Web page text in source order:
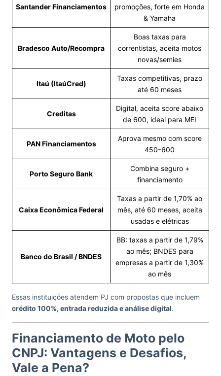
Santander Financiamentos
promoções, forte em Honda
& Yamaha
Bradesco Auto/Recompra
Boas taxas para
correntistas, aceita motos
novas/semies
Itaú (ItaúCred)
Taxas competitivas, prazo
até 60 meses
Creditas
Digital, aceita score abaixo
de 600, ideal para MEI
PAN Financiamentos
Aprova mesmo com score
450–600
Porto Seguro Bank
Combina seguro +
financiamento
Caixa Econômica Federal
Taxas a partir de 1,70% ao
mês, até 60 meses, aceita
usadas e elétricas
Banco do Brasil / BNDES
BB: taxas a partir de 1,79%
ao mês; BNDES para
empresas a partir de 1,30%
ao mês
Essas instituições atendem PJ com propostas que incluem
crédito 100%, entrada reduzida e análise digital.
Financiamento de Moto pelo
CNPJ: Vantagens e Desafios,
Vale a Pena?